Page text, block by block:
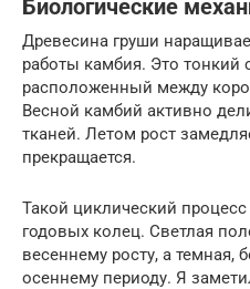
Биологические
Древесина груши
работы камбия. Это тонкий
расположенный между
Весной камбий активно
тканей. Летом рост
прекращается.
Такой циклический
годовых колец. Светлая
весеннему росту, а темная,
осеннему периоду. Я